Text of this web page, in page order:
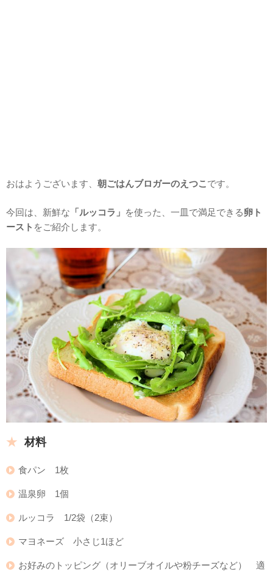
おはようございます、 朝ごはんブロガーのえつこ です。
今回は、新鮮な 「ルッコラ」 を使った、一皿で満足できる卵ト
ースト をご紹介します。
材料
食パン 1枚
温泉卵 1個
ルッコラ 1/2袋（2束）
マヨネーズ 小さじ1ほど
お好みのトッピング（オリーブオイルや粉チーズなど） 適